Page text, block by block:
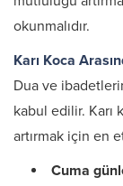
okunmalıdır.
Karı Koca
Dua ve
kabul edilir. Karı
artırmak için en
Cuma